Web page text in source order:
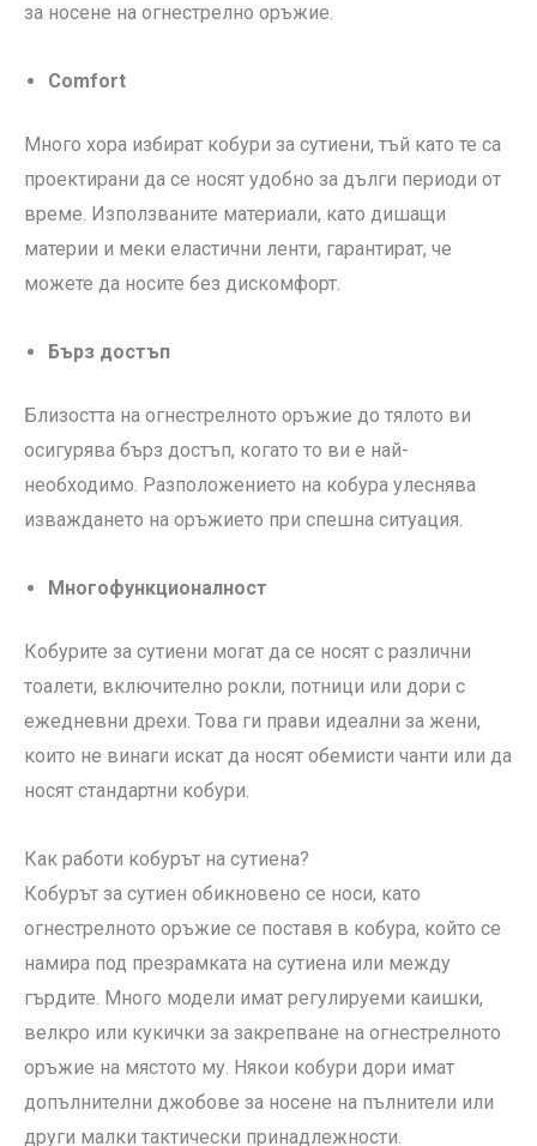
за носене на огнестрелно оръжие.
Comfort
Много хора избират кобури за сутиени, тъй като те са
проектирани да се носят удобно за дълги периоди от
време. Използваните материали, като дишащи
материи и меки еластични ленти, гарантират, че
можете да носите без дискомфорт.
Бърз достъп
Близостта на огнестрелното оръжие до тялото ви
осигурява бърз достъп, когато то ви е най-
необходимо. Разположението на кобура улеснява
изваждането на оръжието при спешна ситуация.
Многофункционалност
Кобурите за сутиени могат да се носят с различни
тоалети, включително рокли, потници или дори с
ежедневни дрехи. Това ги прави идеални за жени,
които не винаги искат да носят обемисти чанти или да
носят стандартни кобури.
Как работи кобурът на сутиена?
Кобурът за сутиен обикновено се носи, като
огнестрелното оръжие се поставя в кобура, който се
намира под презрамката на сутиена или между
гърдите. Много модели имат регулируеми каишки,
велкро или кукички за закрепване на огнестрелното
оръжие на мястото му. Някои кобури дори имат
допълнителни джобове за носене на пълнители или
други малки тактически принадлежности.